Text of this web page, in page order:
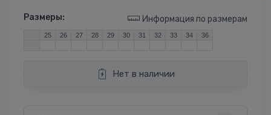
Размеры: Информация по размерам
25 26 27 28 29 30 31 32 33 34 36
Нет в наличии